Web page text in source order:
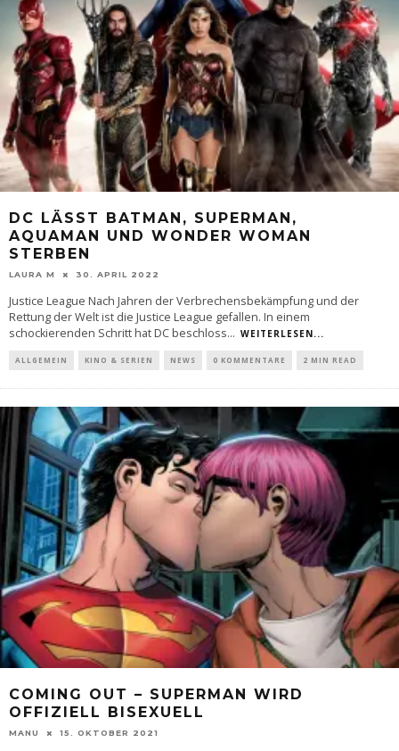
DC LÄSST BATMAN, SUPERMAN,
AQUAMAN UND WONDER WOMAN
STERBEN
LAURA M 30. APRIL 2022
Justice League Nach Jahren der Verbrechensbekämpfung und der
Rettung der Welt ist die Justice League gefallen. In einem
schockierenden Schritt hat DC beschloss... WEITERLESEN...
ALLGEMEIN KINO & SERIEN NEWS 0 KOMMENTARE 2 MIN READ
COMING OUT – SUPERMAN WIRD
OFFIZIELL BISEXUELL
MANU 15. OKTOBER 2021